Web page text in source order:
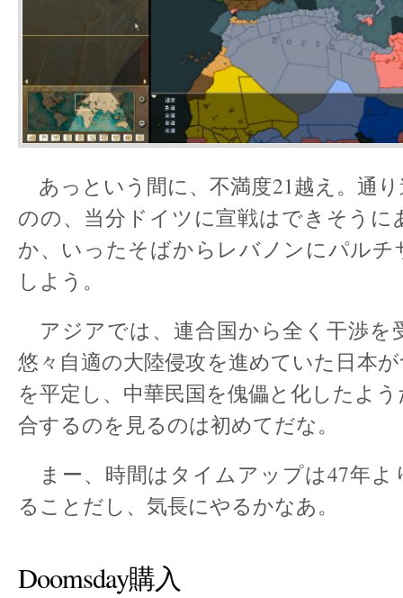
あっという間に、不満度21越え。通
のの、当分ドイツに宣戦はできそうに
か、いったそばからレバノンにパルチ
しよう。
アジアでは、連合国から全く干渉を
悠々自適の大陸侵攻を進めていた日本
を平定し、中華民国を傀儡と化したよ
合するのを見るのは初めてだな。
まー、時間はタイムアップは47年よ
ることだし、気長にやるかなあ。
Doomsday購入